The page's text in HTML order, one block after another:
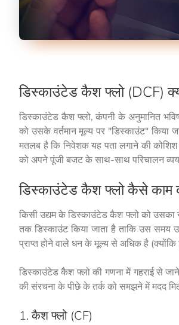
डिस्काउंटेड कैश फ्लो (DCF)
डिस्काउंटेड कैश फ्लो, कंपनी के अनुमानित
को उसके वर्तमान मूल्य पर "डिस्काउंट"
मतलब है कि निवेशक यह पता लगाने की
को अपने पूंजी बजट के साथ-साथ परिचालन
डिस्काउंटेड कैश फ्लो कैसे काम
किसी उद्यम के डिस्काउंटेड कैश फ्लो को
तक डिस्काउंट किया जाता है ताकि उस समय
प्राप्त होने वाले धन के मूल्य से अधिक है
डिस्काउंटेड कैश फ्लो की गणना में गहराई से
की संरचना के पीछे के तर्क को समझने में मदद
1. कैश फ्लो (CF)